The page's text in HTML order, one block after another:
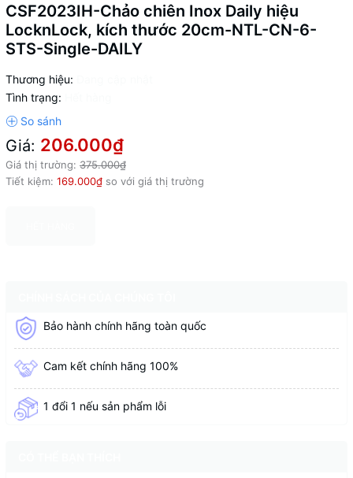
CSF2023IH-Chảo chiên Inox Daily hiệu
LocknLock, kích thước 20cm-NTL-CN-6-
STS-Single-DAILY
Thương hiệu:
Tình trạng:
Giá: 206.000₫
Giá thị trường: 375.000₫
Tiết kiệm: 169.000₫ so với giá thị trường
Bảo hành chính hãng toàn quốc
Cam kết chính hãng 100%
1 đổi 1 nếu sản phẩm lỗi